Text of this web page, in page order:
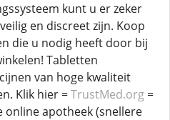
kunt u er zeker
en discreet zijn. Koop
die u nodig heeft door bij
Tabletten
van hoge kwaliteit
Klik hier =TrustMed.org =
online apotheek (snellere